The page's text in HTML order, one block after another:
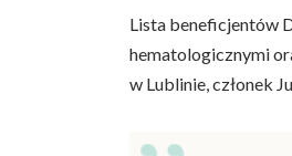
Lista beneficjentów
hematologicznymi
w Lublinie, członek